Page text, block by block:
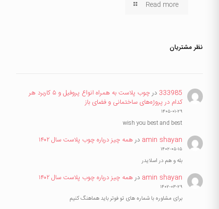
Read more
نظر مشتریان
333985 در
چوب پلاست به همراه انواع پروفیل و ۵ کاربرد هر
کدام در پروژه‌های ساختمانی و فضای باز
۱۴۰۵-۰۱-۲۹
wish you best and best
amin shayan درهمه چیز درباره چوب پلاست سال ۱۴۰۲
۱۴۰۲-۰۵-۱۵
بله و هم در اسلایدر
amin shayan درهمه چیز درباره چوب پلاست سال ۱۴۰۲
۱۴۰۲-۰۳-۲۹
برای مشاوره با شماره های تو فوتر باید هماهنگ کنیم